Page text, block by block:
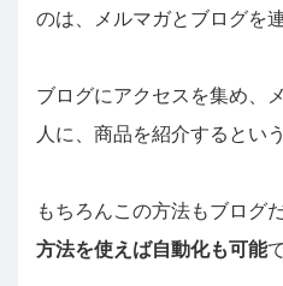
のは、メルマガとブログを
ブログにアクセスを集め、
人に、商品を紹介するとい
もちろんこの方法もブログ
方法を使えば自動化も可能